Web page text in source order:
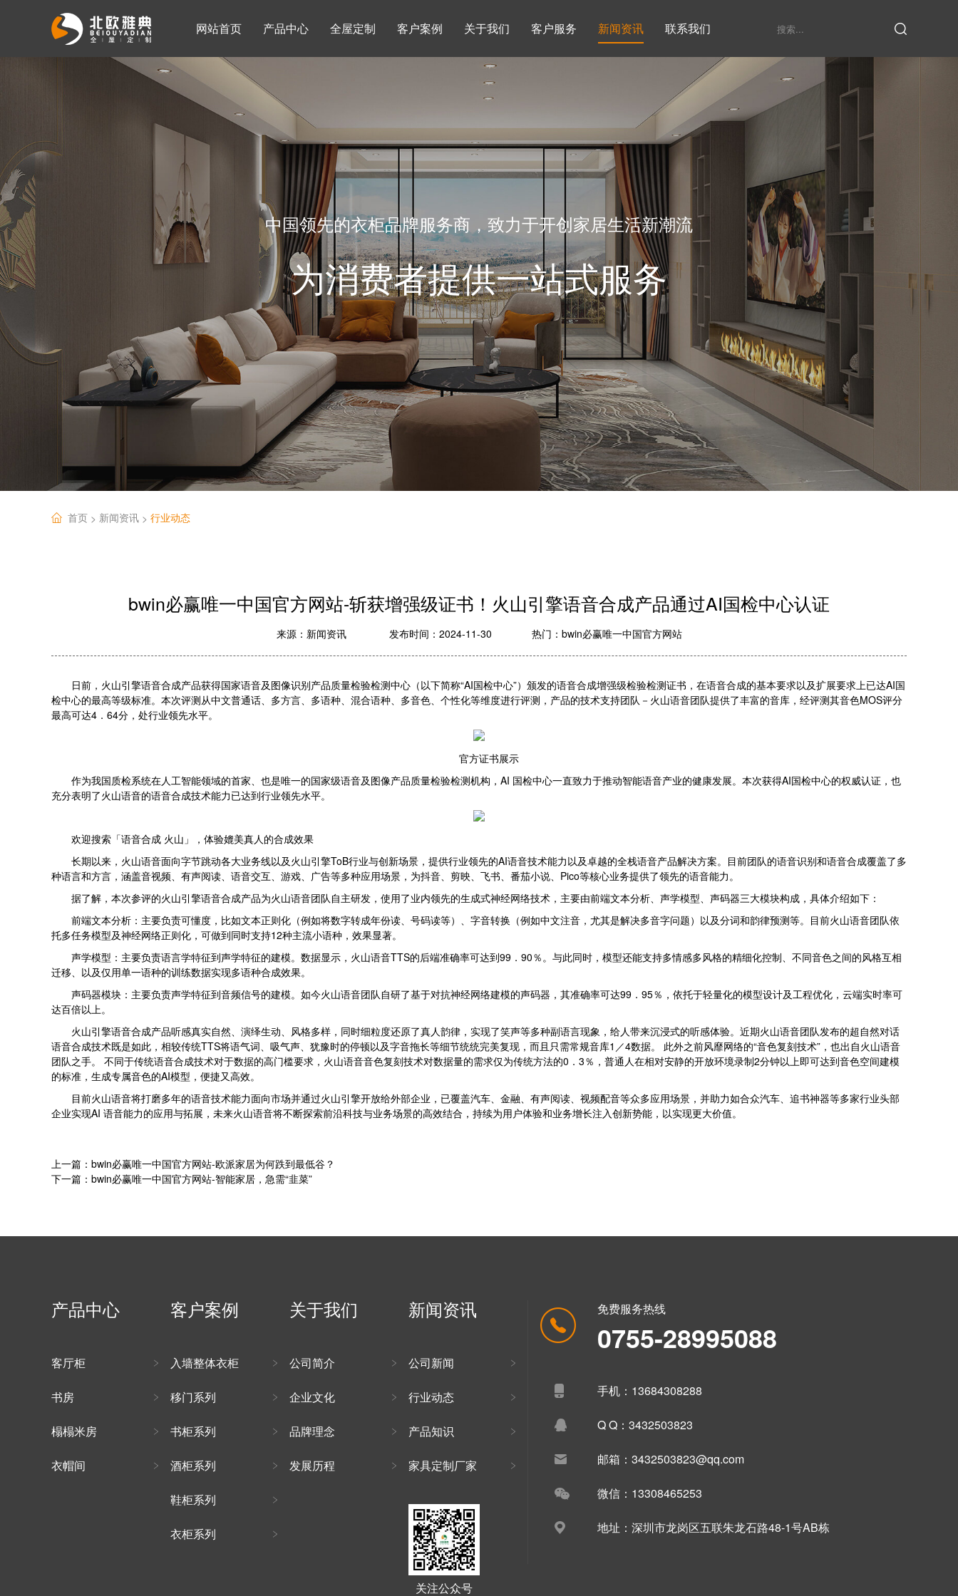
网站首页 产品中心
衣帽间
全屋定制 客户案例
书柜系列 酒柜系列 鞋柜系列 衣柜系列
关于我们
发展历程
客户服务 新闻资讯
家具定制厂家
联系我们
中国领先的衣柜品牌服务商，致力于开创家居生活新潮流
为消费者提供一站式服务
首页 > 新闻资讯 > 行业动态
bwin必赢唯一中国官方网站-斩获增强级证书！火山引擎语音合成产品通过AI国检中心认证
来源： 新闻资讯 发布时间：2024-11-30 热门： bwin必赢唯一中国官方网站
日前，火山引擎语音合成产品获得国家语音及图像识别产品质量检验检测中心（以下简称“AI国检中心”）颁发的语音合成增强级检验检测证书，在语音合成的基本要求以及扩展要求上已达AI国
检中心的最高等级标准。本次评测从中文普通话、多方言、多语种、混合语种、多音色、个性化等维度进行评测，产品的技术支持团队－火山语音团队提供了丰富的音库，经评测其音色MOS评分
最高可达4．64分，处行业领先水平。
官方证书展示
作为我国质检系统在人工智能领域的首家、也是唯一的国家级语音及图像产品质量检验检测机构，AI 国检中心一直致力于推动智能语音产业的健康发展。本次获得AI国检中心的权威认证，也
充分表明了火山语音的语音合成技术能力已达到行业领先水平。
欢迎搜索「语音合成 火山」，体验媲美真人的合成效果
长期以来，火山语音面向字节跳动各大业务线以及火山引擎ToB行业与创新场景，提供行业领先的AI语音技术能力以及卓越的全栈语音产品解决方案。目前团队的语音识别和语音合成覆盖了多
种语言和方言，涵盖音视频、有声阅读、语音交互、游戏、广告等多种应用场景，为抖音、剪映、飞书、番茄小说、Pico等核心业务提供了领先的语音能力。
据了解，本次参评的火山引擎语音合成产品为火山语音团队自主研发，使用了业内领先的生成式神经网络技术，主要由前端文本分析、声学模型、声码器三大模块构成，具体介绍如下：
前端文本分析：主要负责可懂度，比如文本正则化（例如将数字转成年份读、号码读等）、字音转换（例如中文注音，尤其是解决多音字问题）以及分词和韵律预测等。目前火山语音团队依
托多任务模型及神经网络正则化，可做到同时支持12种主流小语种，效果显著。
声学模型：主要负责语言学特征到声学特征的建模。数据显示，火山语音TTS的后端准确率可达到99．90％。与此同时，模型还能支持多情感多风格的精细化控制、不同音色之间的风格互相
迁移、以及仅用单一语种的训练数据实现多语种合成效果。
声码器模块：主要负责声学特征到音频信号的建模。如今火山语音团队自研了基于对抗神经网络建模的声码器，其准确率可达99．95％，依托于轻量化的模型设计及工程优化，云端实时率可
达百倍以上。
火山引擎语音合成产品听感真实自然、演绎生动、风格多样，同时细粒度还原了真人韵律，实现了笑声等多种副语言现象，给人带来沉浸式的听感体验。近期火山语音团队发布的超自然对话
语音合成技术既是如此，相较传统TTS将语气词、吸气声、犹豫时的停顿以及字音拖长等细节统统完美复现，而且只需常规音库1／4数据。 此外之前风靡网络的“音色复刻技术”，也出自火山语音
团队之手。 不同于传统语音合成技术对于数据的高门槛要求，火山语音音色复刻技术对数据量的需求仅为传统方法的0．3％，普通人在相对安静的开放环境录制2分钟以上即可达到音色空间建模
的标准，生成专属音色的AI模型，便捷又高效。
目前火山语音将打磨多年的语音技术能力面向市场并通过火山引擎开放给外部企业，已覆盖汽车、金融、有声阅读、视频配音等众多应用场景，并助力如合众汽车、追书神器等多家行业头部
企业实现AI 语音能力的应用与拓展，未来火山语音将不断探索前沿科技与业务场景的高效结合，持续为用户体验和业务增长注入创新势能，以实现更大价值。
上一篇：bwin必赢唯一中国官方网站-欧派家居为何跌到最低谷？
下一篇：bwin必赢唯一中国官方网站-智能家居，急需“韭菜”
产品中心
客厅柜
书房
榻榻米房
衣帽间
客户案例
入墙整体衣柜
移门系列
书柜系列
酒柜系列
鞋柜系列
衣柜系列
关于我们
公司简介
企业文化
品牌理念
发展历程
新闻资讯
公司新闻
行业动态
产品知识
家具定制厂家
关注公众号
免费服务热线
0755-28995088
手机：13684308288
Q Q：3432503823
邮箱：3432503823@qq.com
微信：13308465253
地址：深圳市龙岗区五联朱龙石路48-1号AB栋